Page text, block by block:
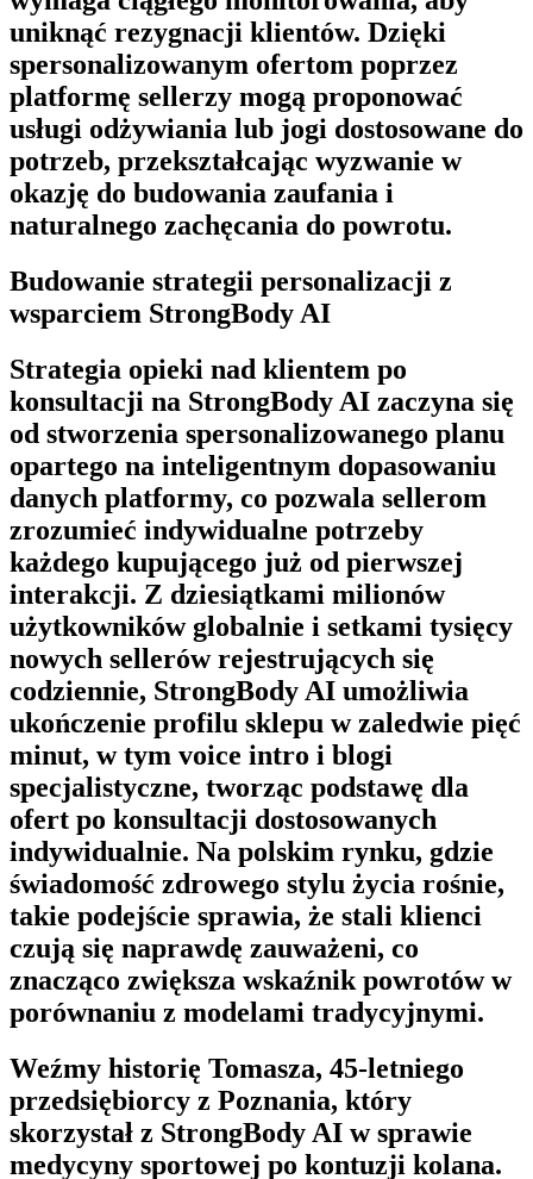
uniknąć rezygnacji klientów. Dzięki
spersonalizowanym ofertom poprzez
platformę sellerzy mogą proponować
usługi odżywiania lub jogi dostosowane do
potrzeb, przekształcając wyzwanie w
okazję do budowania zaufania i
naturalnego zachęcania do powrotu.
Budowanie strategii personalizacji z
wsparciem StrongBody AI
Strategia opieki nad klientem po
konsultacji na StrongBody AI zaczyna się
od stworzenia spersonalizowanego planu
opartego na inteligentnym dopasowaniu
danych platformy, co pozwala sellerom
zrozumieć indywidualne potrzeby
każdego kupującego już od pierwszej
interakcji. Z dziesiątkami milionów
użytkowników globalnie i setkami tysięcy
nowych sellerów rejestrujących się
codziennie, StrongBody AI umożliwia
ukończenie profilu sklepu w zaledwie pięć
minut, w tym voice intro i blogi
specjalistyczne, tworząc podstawę dla
ofert po konsultacji dostosowanych
indywidualnie. Na polskim rynku, gdzie
świadomość zdrowego stylu życia rośnie,
takie podejście sprawia, że stali klienci
czują się naprawdę zauważeni, co
znacząco zwiększa wskaźnik powrotów w
porównaniu z modelami tradycyjnymi.
Weźmy historię Tomasza, 45-letniego
przedsiębiorcy z Poznania, który
skorzystał z StrongBody AI w sprawie
medycyny sportowej po kontuzji kolana.